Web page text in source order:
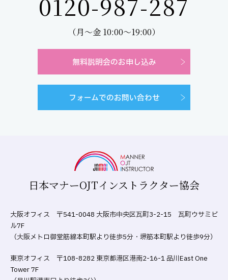
（月～金 10:00～19:00）
無料説明会のお申し込み
フォームでのお問い合わせ
日本マナーOJTインストラクター協会
大阪オフィス 〒541-0048 大阪市中央区瓦町3-2-15 瓦町ウサミビ
ル7F
（大阪メトロ御堂筋線本町駅より徒歩5分・堺筋本町駅より徒歩9分）
東京オフィス 〒108-8282 東京都港区港南2-16-1 品川East One
Tower 7F